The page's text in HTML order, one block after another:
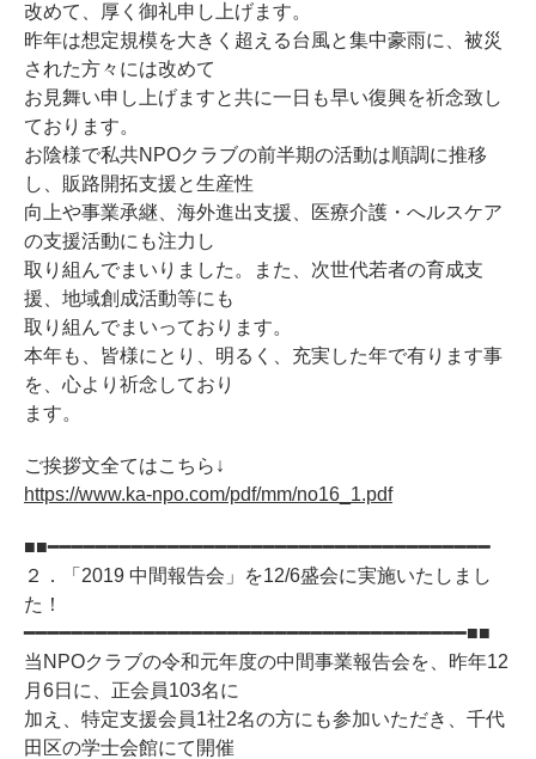
改めて、厚く御礼申し上げます。
昨年は想定規模を大きく超える台風と集中豪雨に、被災
された方々には改めて
お見舞い申し上げますと共に一日も早い復興を祈念致し
ております。
お陰様で私共NPOクラブの前半期の活動は順調に推移
し、販路開拓支援と生産性
向上や事業承継、海外進出支援、医療介護・へルスケア
の支援活動にも注力し
取り組んでまいりました。また、次世代若者の育成支
援、地域創成活動等にも
取り組んでまいっております。
本年も、皆様にとり、明るく、充実した年で有ります事
を、心より祈念しており
ます。
ご挨拶文全てはこちら↓
https://www.ka-npo.com/pdf/mm/no16_1.pdf
■■━━━━━━━━━━━━━━━━━━━━━━━━━━━━━━━━━━━━━
２．「2019 中間報告会」を12/6盛会に実施いたしまし
た！
━━━━━━━━━━━━━━━━━━━━━━━━━━━━━━━━━━━━━■■
当NPOクラブの令和元年度の中間事業報告会を、昨年12
月6日に、正会員103名に
加え、特定支援会員1社2名の方にも参加いただき、千代
田区の学士会館にて開催